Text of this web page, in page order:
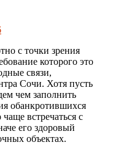
с точки зрения
которого это
связи,
Сочи. Хотя пусть
чем заполнить
обанкротившихся
встречаться с
его здоровый
объектах.